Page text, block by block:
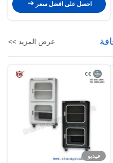
احصل على افضل سعر
عرض المزيد >>
فيديو